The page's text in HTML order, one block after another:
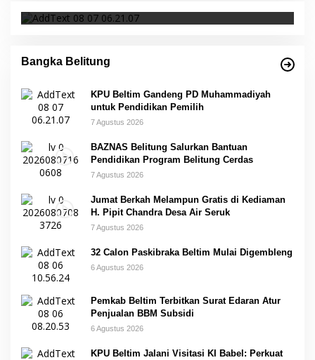
Bangka Belitung
KPU Beltim Gandeng PD Muhammadiyah
untuk Pendidikan Pemilih
7 Agustus 2026
BAZNAS Belitung Salurkan Bantuan
Pendidikan Program Belitung Cerdas
7 Agustus 2026
Jumat Berkah Melampun Gratis di Kediaman
H. Pipit Chandra Desa Air Seruk
7 Agustus 2026
32 Calon Paskibraka Beltim Mulai Digembleng
6 Agustus 2026
Pemkab Beltim Terbitkan Surat Edaran Atur
Penjualan BBM Subsidi
6 Agustus 2026
KPU Beltim Jalani Visitasi KI Babel: Perkuat